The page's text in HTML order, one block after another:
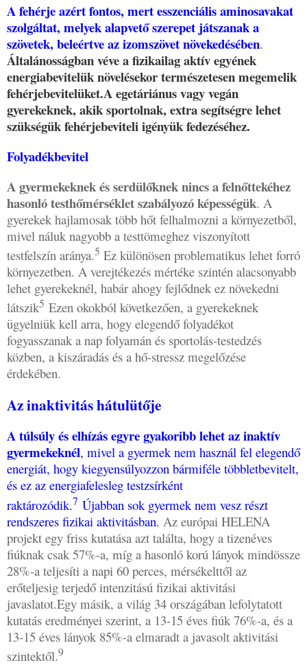
A fehérje azért fontos, mert esszenciális aminosavakat
szolgáltat, melyek alapvető szerepet játszanak a
szövetek, beleértve az izomszövet növekedésében.
Általánosságban véve a fizikailag aktív egyének
energiabevitelük növelésekor természetesen megemelik
fehérjebevitelüket.A egetáriánus vagy vegán
gyerekeknek, akik sportolnak, extra segítségre lehet
szükségük fehérjebeviteli igényük fedezéséhez.
Folyadékbevitel
A gyermekeknek és serdülőknek nincs a felnőttekéhez
hasonló testhőmérséklet szabályozó képességük. A
gyerekek hajlamosak több hőt felhalmozni a környezetből,
mivel náluk nagyobb a testtömeghez viszonyított
testfelszín aránya.5 Ez különösen problematikus lehet forró
környezetben. A verejtékezés mértéke szintén alacsonyabb
lehet gyerekeknél, habár ahogy fejlődnek ez növekedni
látszik5 Ezen okokból következően, a gyerekeknek
ügyelniük kell arra, hogy elegendő folyadékot
fogyasszanak a nap folyamán és sportolás-testedzés
közben, a kiszáradás és a hő-stressz megelőzése
érdekében.
Az inaktivitás hátulütője
A túlsúly és elhízás egyre gyakoribb lehet az inaktív
gyermekeknél, mivel a gyermek nem használ fel elegendő
energiát, hogy kiegyensúlyozzon bármiféle többletbevitelt,
és ez az energiafelesleg testzsírként
raktározódik.7 Újabban sok gyermek nem vesz részt
rendszeres fizikai aktivitásban. Az európai HELENA
projekt egy friss kutatása azt találta, hogy a tizenéves
fiúknak csak 57%-a, míg a hasonló korú lányok mindössze
28%-a teljesíti a napi 60 perces, mérsékelttől az
erőteljesig terjedő intenzitású fizikai aktivitási
javaslatot.Egy másik, a világ 34 országában lefolytatott
kutatás eredményei szerint, a 13-15 éves fiúk 76%-a, és a
13-15 éves lányok 85%-a elmaradt a javasolt aktivitási
szintektől.9